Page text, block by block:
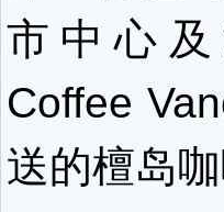
市中心
Coffee
送的檀岛咖